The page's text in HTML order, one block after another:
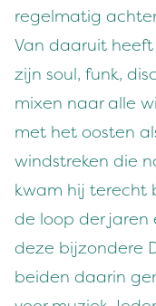
regelmatig
Van daaruit
zijn soul, funk,
mixen naar alle
met het oosten
windstreken die
kwam hij terecht
de loop der
deze bijzondere
beiden daarin